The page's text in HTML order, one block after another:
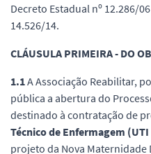
Decreto Estadual nº 12.286/
14.526/14.
CLÁUSULA PRIMEIRA - DO
1.1A Associação Reabilitar,
pública a abertura do
destinado à contratação de
Técnico de Enfermagem
projeto da Nova Maternidade